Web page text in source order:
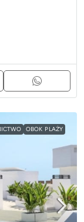
OBOK PLAŻY